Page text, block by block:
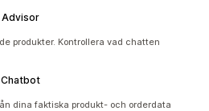
Advisor
produkter. Kontrollera vad chatten
dina faktiska produkt- och orderdata